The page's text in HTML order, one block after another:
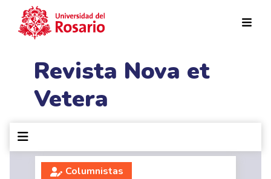
Revista Nova et
Vetera
Columnistas